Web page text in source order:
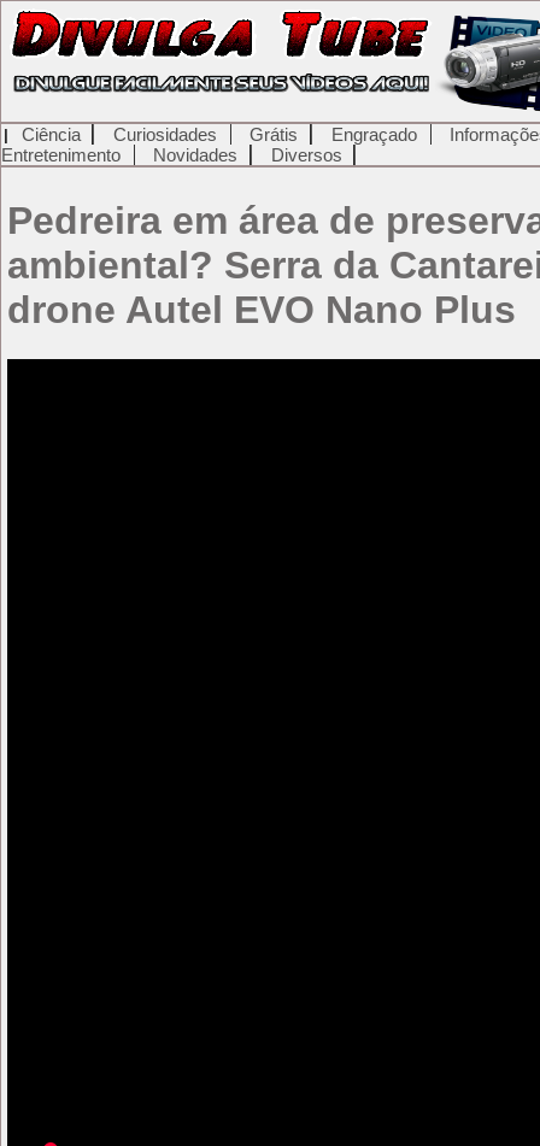
Ciência Curiosidades Grátis Engraçado
Entretenimento
Novidades Diversos
Pedreira em área de
ambiental? Serra da
drone Autel EVO Nano Plus